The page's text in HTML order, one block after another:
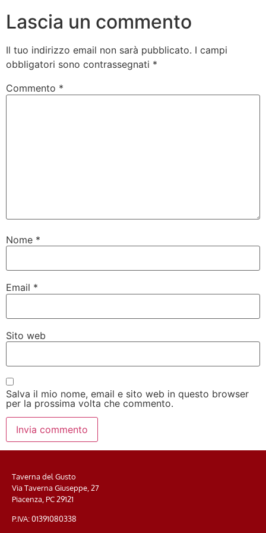
Lascia un commento
Il tuo indirizzo email non sarà pubblicato. I campi
obbligatori sono contrassegnati *
Commento *
Nome *
Email *
Sito web
Salva il mio nome, email e sito web in questo browser
per la prossima volta che commento.
Taverna del Gusto
Via Taverna Giuseppe, 27
Piacenza, PC29121
P.IVA: 01391080338